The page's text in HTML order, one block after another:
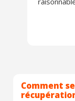
Comment